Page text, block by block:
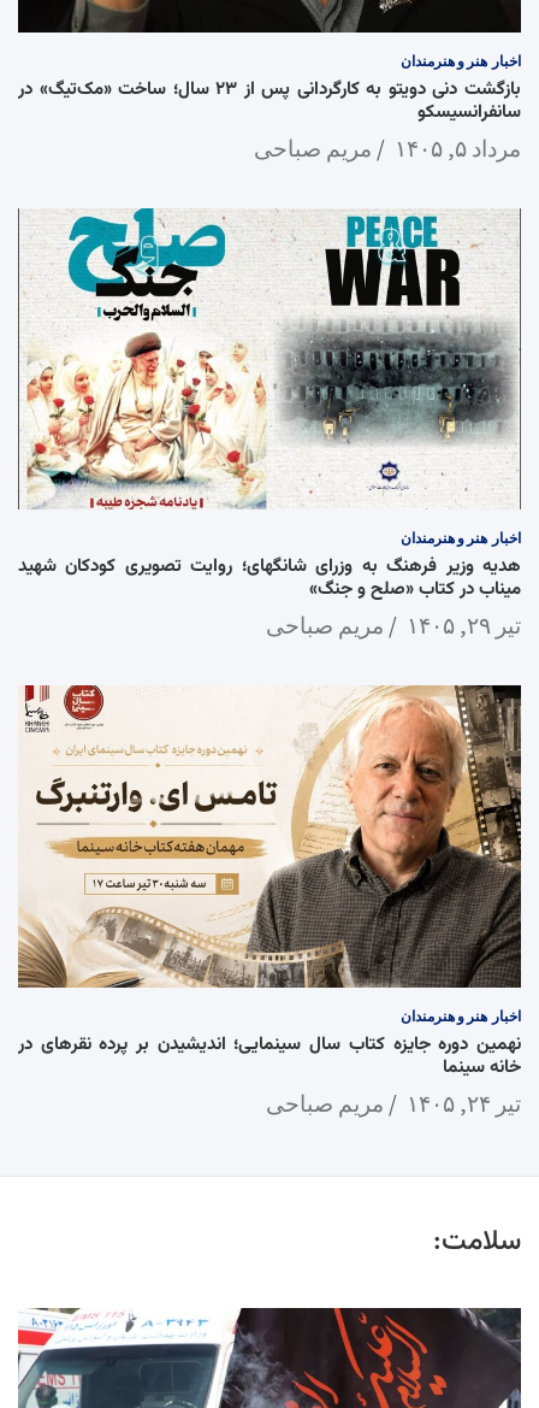
اخبار هنر و هنرمندان
بازگشت دنی دویتو به کارگردانی پس از ۲۳ سال؛ ساخت «مک‌تیگ» در
سانفرانسیسکو
مرداد ۵, ۱۴۰۵ مریم صباحی
اخبار هنر و هنرمندان
هدیه وزیر فرهنگ به وزرای شانگهای؛ روایت تصویری کودکان شهید
میناب در کتاب «صلح و جنگ»
تیر ۲۹, ۱۴۰۵ مریم صباحی
اخبار هنر و هنرمندان
نهمین دوره جایزه کتاب سال سینمایی؛ اندیشیدن بر پرده نقرهای در
خانه سینما
تیر ۲۴, ۱۴۰۵ مریم صباحی
سلامت: